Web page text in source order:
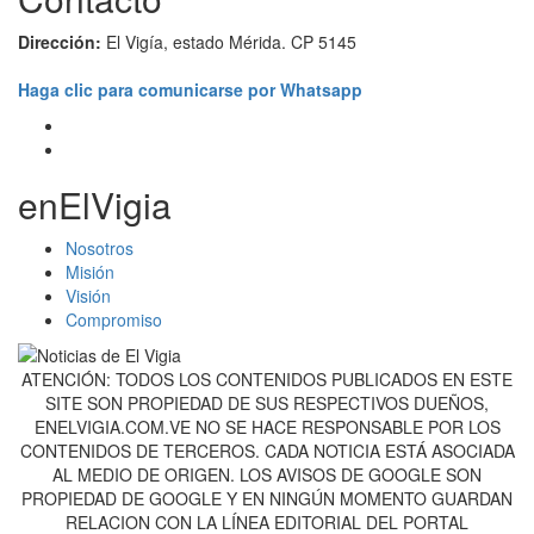
Dirección: El Vigía, estado Mérida. CP 5145
Haga clic para comunicarse por Whatsapp
enElVigia
Nosotros
Misión
Visión
Compromiso
ATENCIÓN: TODOS LOS CONTENIDOS PUBLICADOS EN ESTE
SITE SON PROPIEDAD DE SUS RESPECTIVOS DUEÑOS,
ENELVIGIA.COM.VE NO SE HACE RESPONSABLE POR LOS
CONTENIDOS DE TERCEROS. CADA NOTICIA ESTÁ ASOCIADA
AL MEDIO DE ORIGEN. LOS AVISOS DE GOOGLE SON
PROPIEDAD DE GOOGLE Y EN NINGÚN MOMENTO GUARDAN
RELACION CON LA LÍNEA EDITORIAL DEL PORTAL